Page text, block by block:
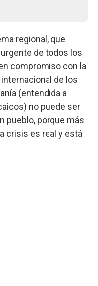
regional, que
de todos los
compromiso con la
de los
(entendida a
no puede ser
pueblo, porque más
crisis es real y está